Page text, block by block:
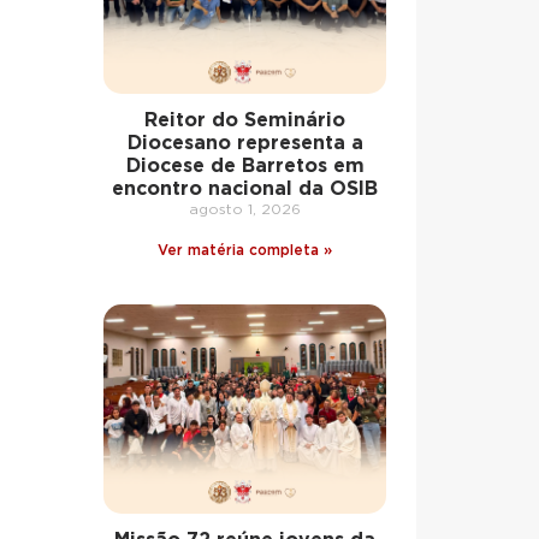
Reitor do Seminário
Diocesano representa a
Diocese de Barretos em
encontro nacional da OSIB
agosto 1, 2026
Ver matéria completa »